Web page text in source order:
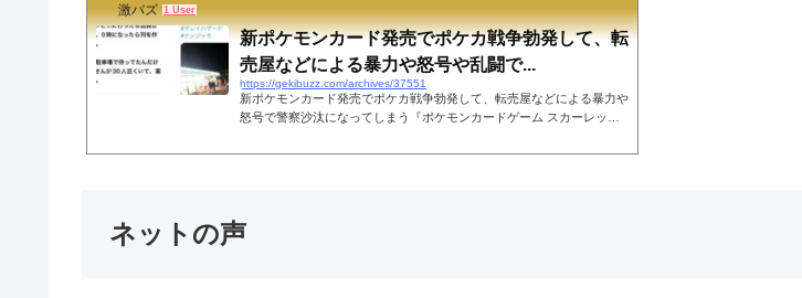
激バズ 1 User
新ポケモンカード発売でポケカ戦争勃発して、転
売屋などによる暴力や怒号や乱闘で...
https://gekibuzz.com/archives/37551
新ポケモンカード発売でポケカ戦争勃発して、転売屋などによる暴力や
怒号で警察沙汰になってしまう『ポケモンカードゲーム スカーレット&
が4月14日（金）に発売開始して、早くも転売屋や若者が殺到して、子
争、人やばい。。。。。 pic.twitter.com/...
ネットの声